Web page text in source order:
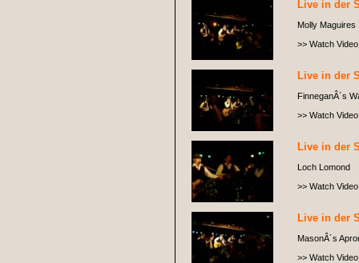
Live in der
Molly Maguires
>> Watch Video
Live in der
FinneganÂ´s
>> Watch Video
Live in der
Loch Lomond
>> Watch Video
Live in der
MasonÂ´s
>> Watch Video